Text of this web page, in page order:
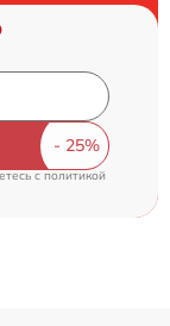
cполитикой